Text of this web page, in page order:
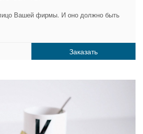
Вашей фирмы. И оно должно быть
Заказать